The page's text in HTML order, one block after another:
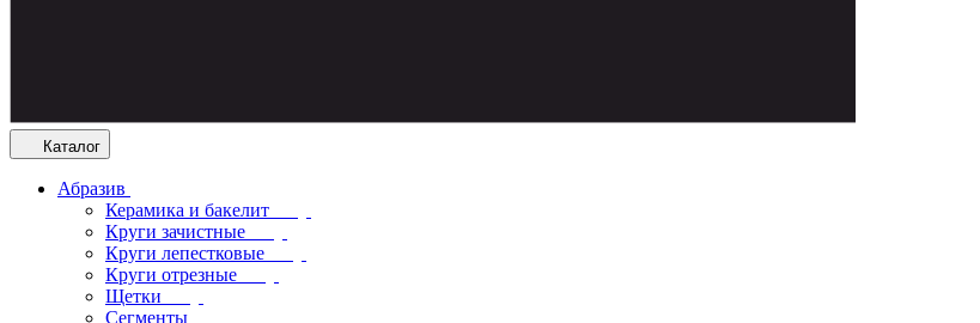
Каталог
Абразив
Керамика и бакелит
Круги зачистные
Круги лепестковые
Круги отрезные
Щетки
Сегменты